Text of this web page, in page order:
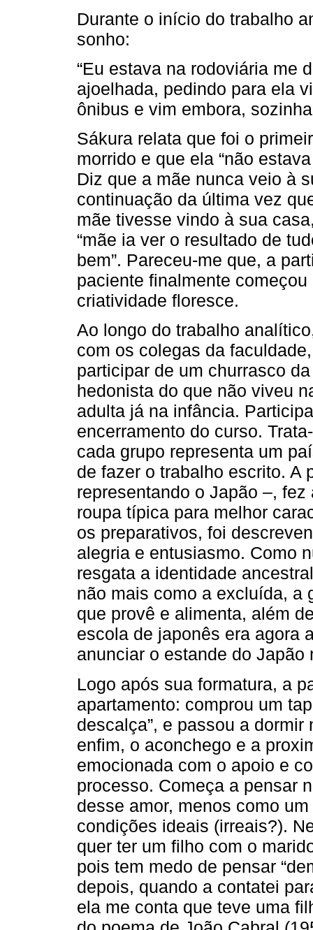
Durante o início do trabalho
sonho:
“Eu estava na rodoviária me
ajoelhada, pedindo para ela
ônibus e vim embora,
Sákura relata que foi o
morrido e que ela “não
Diz que a mãe nunca veio à
continuação da última vez
mãe tivesse vindo à sua
“mãe ia ver o resultado de
bem”. Pareceu-me que, a
paciente finalmente
criatividade floresce.
Ao longo do trabalho
com os colegas da
participar de um churrasco
hedonista do que não viveu
adulta já na infância.
encerramento do curso.
cada grupo representa um
de fazer o trabalho escrito. A
representando o Japão –,
roupa típica para melhor
os preparativos, foi
alegria e entusiasmo. Como
resgata a identidade
não mais como a excluída, a
que provê e alimenta, além
escola de japonês era agora
anunciar o estande do Japão
Logo após sua formatura, a
apartamento: comprou um
descalça”, e passou a
enfim, o aconchego e a
emocionada com o apoio e
processo. Começa a pensar
desse amor, menos como
condições ideais (irreais?).
quer ter um filho com o
pois tem medo de pensar
depois, quando a contatei
ela me conta que teve uma